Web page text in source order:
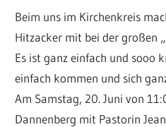
Beim uns im Kirchenkreis
Hitzacker mit bei der großen
Es ist ganz einfach und sooo
einfach kommen und sich
Am Samstag, 20. Juni von
Dannenberg mit Pastorin